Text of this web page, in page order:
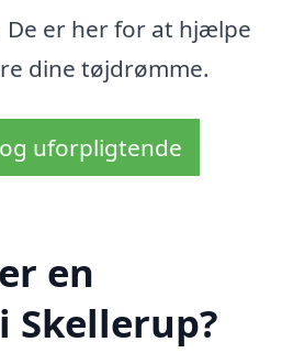
De er her for at hjælpe
dine tøjdrømme.
uforpligtende
en